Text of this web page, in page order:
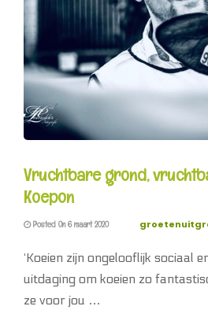
Vruchtbare grond,
Koepon
Posted On 6 maart 2020
‘Koeien zijn ongelooflijk sociaal
uitdaging om koeien zo
ze voor jou …